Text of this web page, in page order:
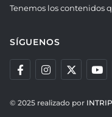
Tenemos los contenidos
SÍGUENOS
© 2025 realizado por